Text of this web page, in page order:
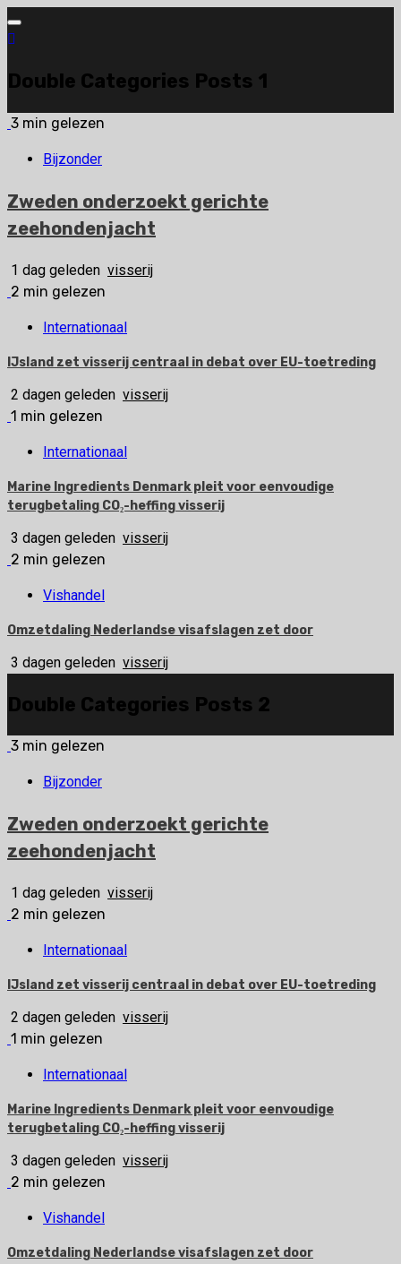
Ga
naar
inhoud
Double Categories Posts 1
3 min gelezen
Bijzonder
Zweden onderzoekt gerichte
zeehondenjacht
1 dag geleden visserij
2 min gelezen
Internationaal
IJsland zet visserij centraal in debat over EU-toetreding
2 dagen geleden visserij
1 min gelezen
Internationaal
Marine Ingredients Denmark pleit voor eenvoudige
terugbetaling CO₂-heffing visserij
3 dagen geleden visserij
2 min gelezen
Vishandel
Omzetdaling Nederlandse visafslagen zet door
3 dagen geleden visserij
Double Categories Posts 2
3 min gelezen
Bijzonder
Zweden onderzoekt gerichte
zeehondenjacht
1 dag geleden visserij
2 min gelezen
Internationaal
IJsland zet visserij centraal in debat over EU-toetreding
2 dagen geleden visserij
1 min gelezen
Internationaal
Marine Ingredients Denmark pleit voor eenvoudige
terugbetaling CO₂-heffing visserij
3 dagen geleden visserij
2 min gelezen
Vishandel
Omzetdaling Nederlandse visafslagen zet door